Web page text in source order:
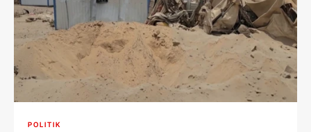
POLITIK